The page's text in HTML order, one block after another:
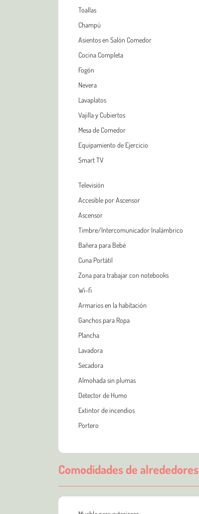
Toallas
Champú
Asientos en Salón Comedor
Cocina Completa
Fogón
Nevera
Lavaplatos
Vajilla y Cubiertos
Mesa de Comedor
Equipamiento de Ejercicio
Smart TV
Televisión
Accesible por Ascensor
Ascensor
Timbre/Intercomunicador Inalámbrico
Bañera para Bebé
Cuna Portátil
Zona para trabajar con notebooks
Wi-fi
Armarios en la habitación
Ganchos para Ropa
Plancha
Lavadora
Secadora
Almohada sin plumas
Detector de Humo
Extintor de incendios
Portero
Comodidades de alrededores